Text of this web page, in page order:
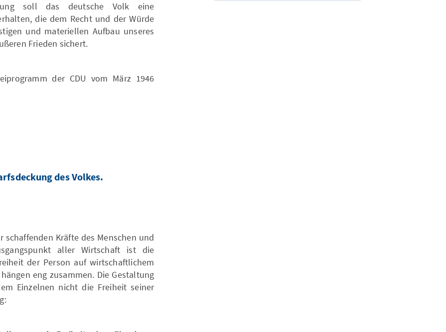
soll das deutsche Volk eine
die dem Recht und der Würde
und materiellen Aufbau unseres
Frieden sichert.
der CDU vom März 1946
des Volkes.
Kräfte des Menschen und
aller Wirtschaft ist die
der Person auf wirtschaftlichem
eng zusammen. Die Gestaltung
Einzelnen nicht die Freiheit seiner